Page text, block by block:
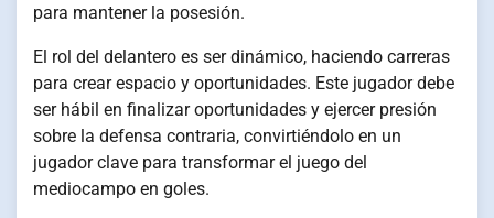
para mantener la posesión.
El rol del delantero es ser dinámico, haciendo carreras
para crear espacio y oportunidades. Este jugador debe
ser hábil en finalizar oportunidades y ejercer presión
sobre la defensa contraria, convirtiéndolo en un
jugador clave para transformar el juego del
mediocampo en goles.